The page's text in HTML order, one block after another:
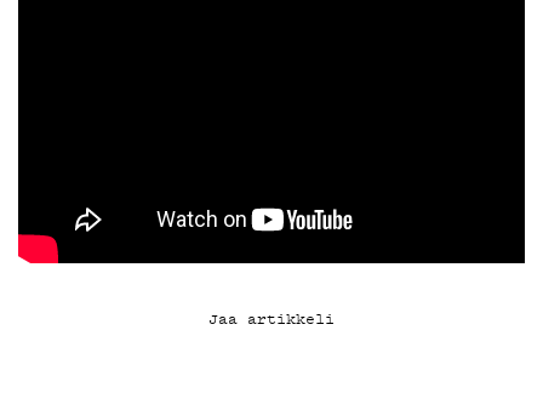
YSTÄVÄKLUBI
TIETOSUOJA
Jaa artikkeli